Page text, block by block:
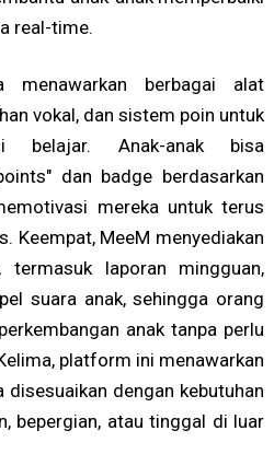
real-time.
berbagai alat
vokal, dan sistem poin untuk
belajar. Anak-anak bisa
dan badge berdasarkan
mereka untuk terus
Keempat, MeeM menyediakan
laporan mingguan,
suara anak, sehingga orang
anak tanpa perlu
platform ini menawarkan
dengan kebutuhan
bepergian, atau tinggal di luar